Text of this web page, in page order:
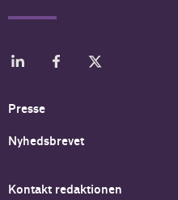
Presse
Nyhedsbrevet
Kontakt redaktionen